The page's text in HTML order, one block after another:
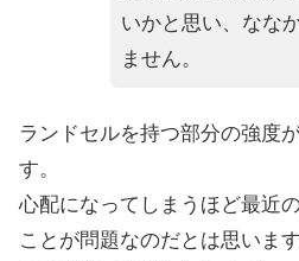
いかと思い、なな
ません。
ランドセルを持つ部分の強度
す。
心配になってしまうほど最近
ことが問題なのだとは思いま